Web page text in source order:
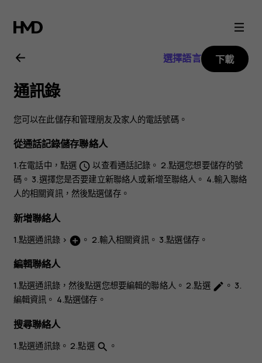
Nokia
6
用
戶
指
南
選擇語言 下載
通訊錄
您可以在此儲存和管理朋友及家人的電話號碼。
從通話記錄儲存聯絡人
1.在電話中，點選 schedule 以查看通話記錄。 2.點選您想要儲存的號
碼。 3.選擇您是否要建立新聯絡人或新增至聯絡人 。 4.輸入聯絡
人的相關資訊，然後點選儲存。
新增聯絡人
1.點選通訊錄> add_circle 。 2.輸入相關資訊。 3.點選儲存。
編輯聯絡人
1.點選通訊錄，然後點選您想要編輯的聯絡人。 2.點選 edit 。 3.
編輯資訊。 4.點選儲存 。
搜尋聯絡人
1.點選通訊錄。 2.點選 search 。